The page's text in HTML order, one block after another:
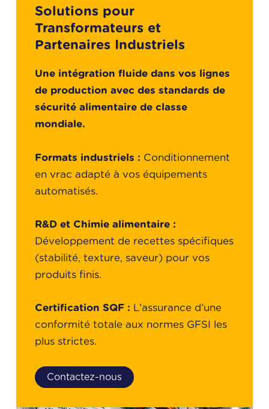
Solutions pour
Transformateurs et
Partenaires Industriels
Une intégration fluide dans vos lignes
de production avec des standards de
sécurité alimentaire de classe
mondiale.
Formats industriels : Conditionnement
en vrac adapté à vos équipements
automatisés.
R&D et Chimie alimentaire :
Développement de recettes spécifiques
(stabilité, texture, saveur) pour vos
produits finis.
Certification SQF : L’assurance d’une
conformité totale aux normes GFSI les
plus strictes.
Contactez-nous